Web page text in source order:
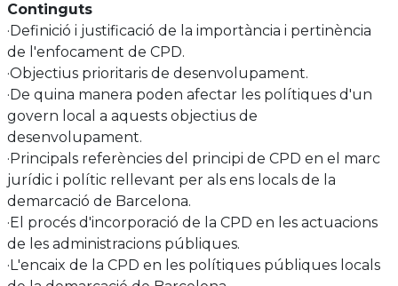
Continguts
·Definició i justificació de la importància i pertinència
de l'enfocament de CPD.
·Objectius prioritaris de desenvolupament.
·De quina manera poden afectar les polítiques d'un
govern local a aquests objectius de
desenvolupament.
·Principals referències del principi de CPD en el marc
jurídic i polític rellevant per als ens locals de la
demarcació de Barcelona.
·El procés d'incorporació de la CPD en les actuacions
de les administracions públiques.
·L'encaix de la CPD en les polítiques públiques locals